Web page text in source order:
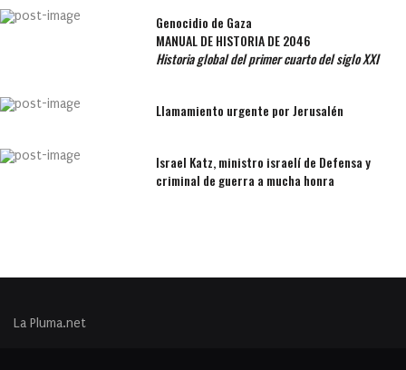
Genocidio de Gaza
MANUAL DE HISTORIA DE 2046
Historia global del primer cuarto del siglo XXI
Llamamiento urgente por Jerusalén
Israel Katz, ministro israelí de Defensa y
criminal de guerra a mucha honra
La Pluma.net